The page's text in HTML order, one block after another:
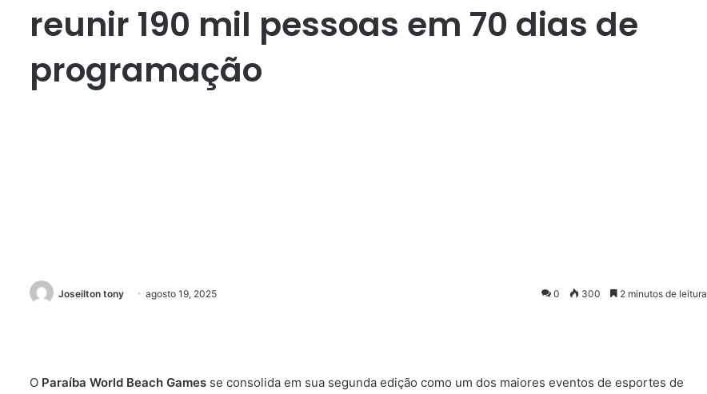
reunir 190 mil pessoas em 70 dias de
programação
Joseilton tony agosto 19, 2025 0 300 2 minutos de leitura
O Paraíba World Beach Games se consolida em sua segunda edição como um dos maiores eventos de esportes de